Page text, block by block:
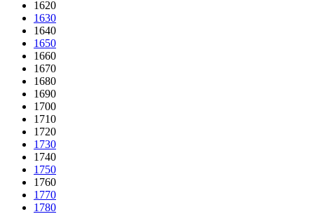
1620
1630
1640
1650
1660
1670
1680
1690
1700
1710
1720
1730
1740
1750
1760
1770
1780